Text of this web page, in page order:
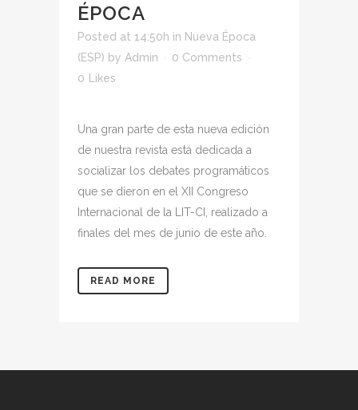
ÉPOCA
Posted at 14:50h in Nueva Época
(ESP) by Admin
0 Comments
0
Likes
Una gran parte de esta nueva edición
de nuestra revista está dedicada a
socializar los debates programáticos
que se dieron en el XII Congreso
Internacional de la LIT-CI, realizado a
finales del mes de junio de este año.
READ MORE